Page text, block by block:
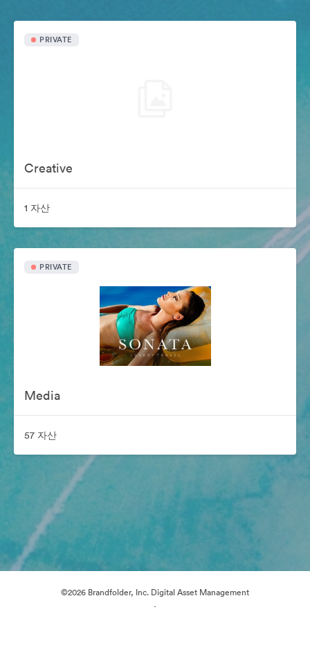
PRIVATE
Creative
1 자산
PRIVATE
Media
57 자산
©2026 Brandfolder, Inc. Digital Asset Management
·